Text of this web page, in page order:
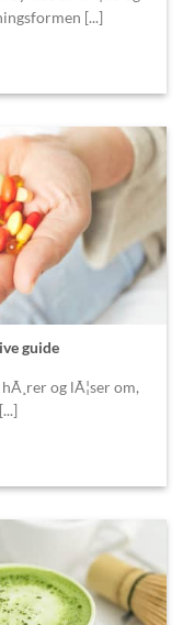
[...]
guide
og lÃ¦ser om,